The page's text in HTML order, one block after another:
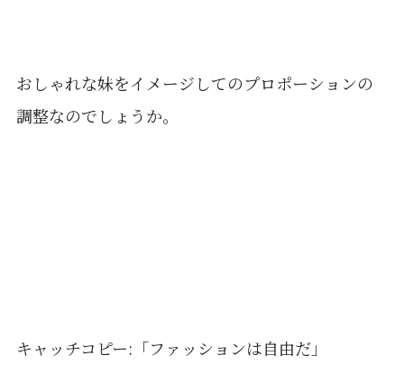
おしゃれな妹をイメージしてのプロポーションの
調整なのでしょうか。
キャッチコピー:「ファッションは自由だ」